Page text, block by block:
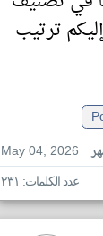
ترتيب
May 04, 2026
عدد الكلمات: ٢٣١